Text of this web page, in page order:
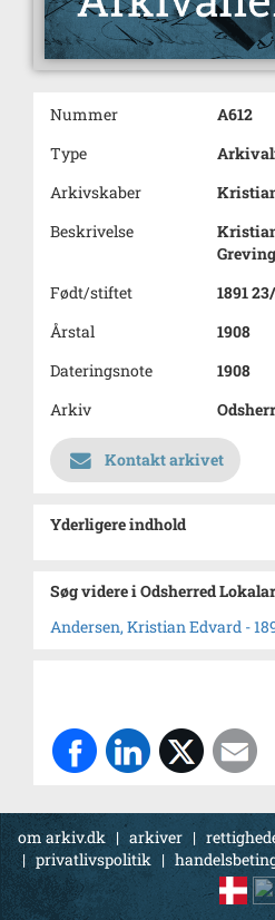
Nummer
A612
Type
Arkivskaber
Beskrivelse
Født/stiftet
1891
Årstal
1908
Dateringsnote
1908
Arkiv
Kontakt arkivet
Yderligere indhold
Søg videre i Odsherred
Andersen, Kristian Edvard -
om arkiv.dk | arkiver |
|privatlivspolitik |